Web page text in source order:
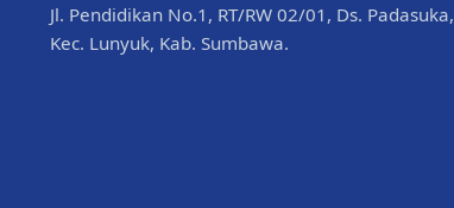
Jl. Pendidikan No.1, RT/RW 02/01, Ds. Padasuka,
Kec. Lunyuk, Kab. Sumbawa.